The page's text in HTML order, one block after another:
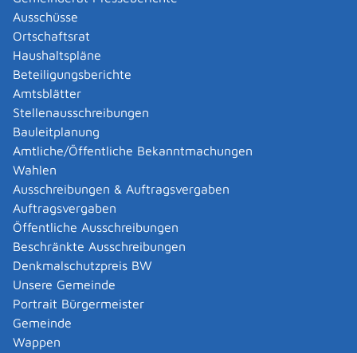
Ausschüsse
Ortschaftsrat
Haushaltspläne
Beteiligungsberichte
Amtsblätter
Stellenausschreibungen
Bauleitplanung
Amtliche/Öffentliche Bekanntmachungen
Wahlen
Ausschreibungen & Auftragsvergaben
Auftragsvergaben
Öffentliche Ausschreibungen
Beschränkte Ausschreibungen
Denkmalschutzpreis BW
Unsere Gemeinde
Portrait Bürgermeister
Gemeinde
Wappen
Abgelaufenen Führerschein neu ausstellen lassen
Abgeltungsteuer - Nichtveranlagungs-
Bescheinigung beantragen
Abgeschlossenheitsbescheinigung zur Aufteilung
eines Gebäudes beantragen
Abmeldung / Außerbetriebsetzung für ein Fahrzeug
beantragen
Abschriften, Ablichtungen, Vervielfältigungen und
Negative amtlich beglaubigen lassen
Abwasser entsorgen
Abwasserbeseitigung - dezentrale Beseitigung von
Regenwasser beantragen oder anzeigen
Abweichende Regelungen zum Schichtbetrieb
beantragen
Abweichende Ruhezeit beantragen
Adoption - Akteneinsicht beantragen
Adoption - sich als Adoptiveltern bewerben
Adoption eines ausländischen Kindes -